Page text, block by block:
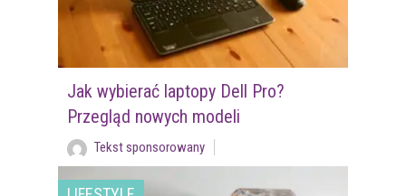
Jak wybierać laptopy Dell Pro?
Przegląd nowych modeli
Tekst sponsorowany